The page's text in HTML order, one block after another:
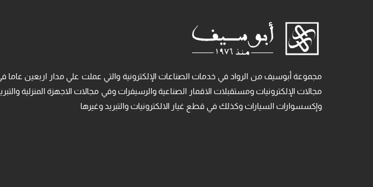
مجموعة أبوسيف من الرواد في خدمات الصناعات الإلكترونية والتي عملت علي مدار اربعين عاما
مجالات الإلكترونيات ومستقبلات الاقمار الصناعية والرسيفرات وفي مجالات الاجهزة المنزلية
وإكسسوارات السيارات وكذلك في قطع غيار الالكترونيات والتبريد وغيرها